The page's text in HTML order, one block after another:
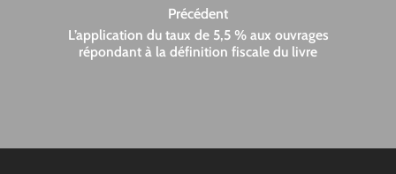
Précédent
L’application du taux de 5,5 % aux ouvrages
répondant à la définition fiscale du livre